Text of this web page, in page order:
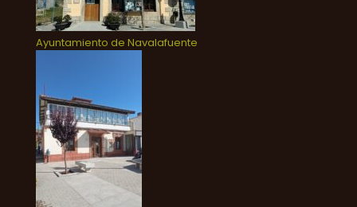
Ayuntamiento de Navalafuente